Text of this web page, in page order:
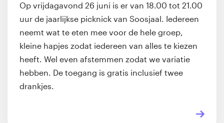
Op vrijdagavond 26 juni is er van 18.00 tot 21.00
uur de jaarlijkse picknick van Soosjaal. Iedereen
neemt wat te eten mee voor de hele groep,
kleine hapjes zodat iedereen van alles te kiezen
heeft. Wel even afstemmen zodat we variatie
hebben. De toegang is gratis inclusief twee
drankjes.